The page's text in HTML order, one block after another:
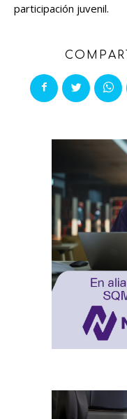
participación juvenil.